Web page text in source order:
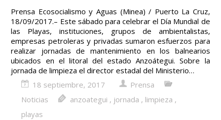
Prensa Ecosocialismo y Aguas (Minea) / Puerto La Cruz,
18/09/2017.– Este sábado para celebrar el Día Mundial de
las Playas, instituciones, grupos de ambientalistas,
empresas petroleras y privadas sumaron esfuerzos para
realizar jornadas de mantenimiento en los balnearios
ubicados en el litoral del estado Anzoátegui. Sobre la
jornada de limpieza el director estadal del Ministerio…
18 septiembre, 2017
Prensa
Noticias
anzoategui , jornada , limpieza ,
playas